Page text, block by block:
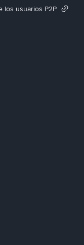
los usuarios P2P